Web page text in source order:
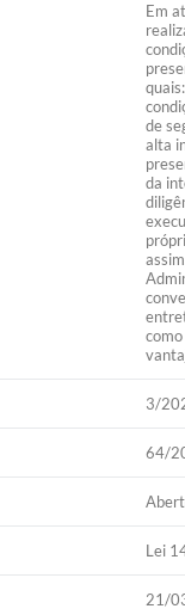
Em
de
alta
da
3/
64/
Lei
21/